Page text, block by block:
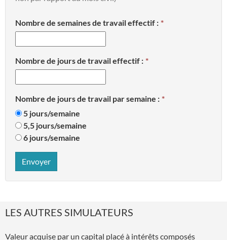
Nombre de semaines de travail effectif :
Nombre de jours de travail effectif :
Nombre de jours de travail par semaine :
5 jours/semaine
5,5 jours/semaine
6 jours/semaine
Envoyer
LES AUTRES SIMULATEURS
Valeur acquise par un capital placé à intérêts composés